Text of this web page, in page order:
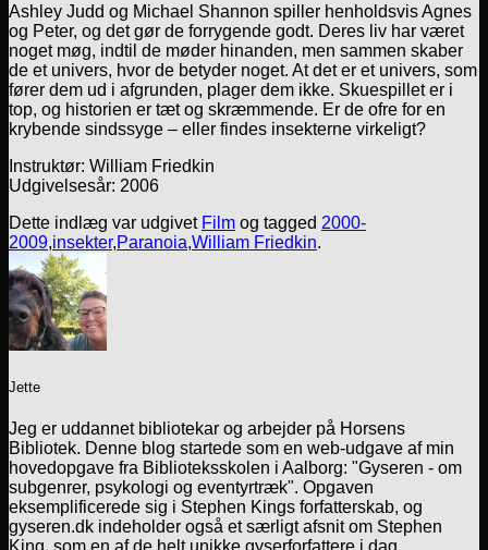
Ashley Judd og Michael Shannon spiller henholdsvis Agnes
og Peter, og det gør de forrygende godt. Deres liv har været
noget møg, indtil de møder hinanden, men sammen skaber
de et univers, hvor de betyder noget. At det er et univers, som
fører dem ud i afgrunden, plager dem ikke. Skuespillet er i
top, og historien er tæt og skræmmende. Er de ofre for en
krybende sindssyge – eller findes insekterne virkeligt?
Instruktør: William Friedkin
Udgivelsesår: 2006
Dette indlæg var udgivet Film og tagged 2000-
2009,insekter,Paranoia,William Friedkin.
Jette
Jeg er uddannet bibliotekar og arbejder på Horsens
Bibliotek. Denne blog startede som en web-udgave af min
hovedopgave fra Biblioteksskolen i Aalborg: "Gyseren - om
subgenrer, psykologi og eventyrtræk". Opgaven
eksemplificerede sig i Stephen Kings forfatterskab, og
gyseren.dk indeholder også et særligt afsnit om Stephen